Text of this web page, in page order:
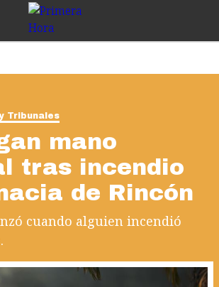
Tribunales
mano
tras incendio
de Rincón
cuando alguien incendió